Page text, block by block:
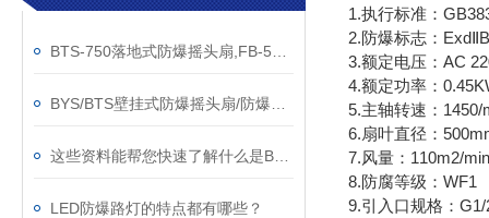
LED防爆路灯的特点都有哪些？
1.执行标准：
2.防爆标志：
3.额定电压：AC
4.额定功率：
5.主轴转速：1450/
6.扇叶直径：
7.风量：110m2/
8.防腐等级：WF1
9.引入口规格：G1/